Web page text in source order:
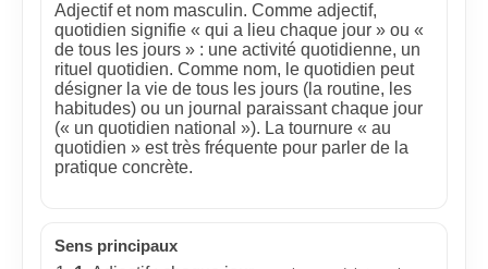
Adjectif et nom masculin. Comme adjectif,
quotidien signifie « qui a lieu chaque jour » ou «
de tous les jours » : une activité quotidienne, un
rituel quotidien. Comme nom, le quotidien peut
désigner la vie de tous les jours (la routine, les
habitudes) ou un journal paraissant chaque jour
(« un quotidien national »). La tournure « au
quotidien » est très fréquente pour parler de la
pratique concrète.
Sens principaux